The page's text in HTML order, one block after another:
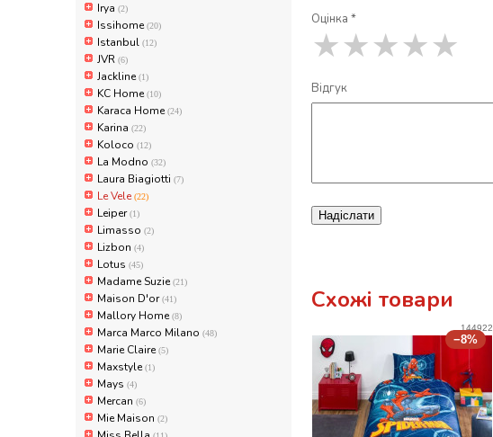
Irya (2)
Issihome(20)
Istanbul (12)
JVR (6)
Jackline(1)
KC Home(10)
Karaca Home(24)
Karina (22)
Koloco (12)
La Modno (32)
Laura Biagiotti (7)
Le Vele (22)
Leiper(1)
Limasso (2)
Lizbon (4)
Lotus (45)
Madame Suzie(21)
Maison D'or(41)
Mallory Home(8)
Marca Marco Milano (48)
Marie Claire(5)
Maxstyle(1)
Mays (4)
Mercan (6)
Mie Maison (2)
Оцінка *
★
★
★
★
★
Відгук
Надіслати
Схожі товари
−8%
144922